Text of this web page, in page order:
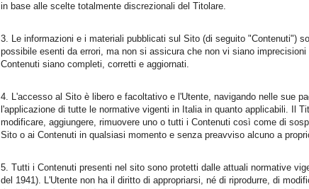
in base alle scelte totalmente discrezionali del Titolare.
Le informazioni e i materiali pubblicati sul Sito (di seguito "Contenuti")
possibile esenti da errori, ma non si assicura che non vi siano
Contenuti siano completi, corretti e aggiornati.
L'accesso al Sito è libero e facoltativo e l'Utente, navigando nelle sue
l'applicazione di tutte le normative vigenti in Italia in quanto applicabili. Il
modificare, aggiungere, rimuovere uno o tutti i Contenuti così come di
Sito o ai Contenuti in qualsiasi momento e senza preavviso alcuno a
Tutti i Contenuti presenti nel sito sono protetti dalle attuali normative
del 1941). L'Utente non ha il diritto di appropriarsi, né di riprodurre, di